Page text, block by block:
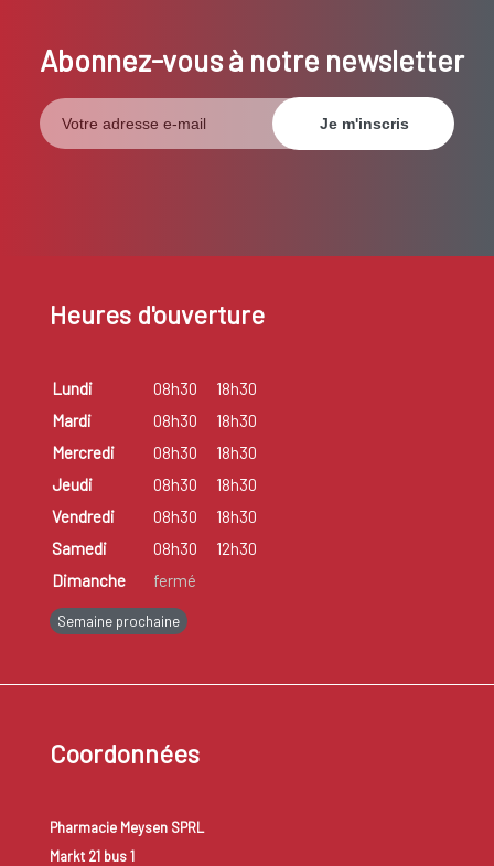
Abonnez-vous à notre newsletter
Heures d'ouverture
Lundi 08h30
18h30
Mardi
08h30
18h30
Mercredi
08h30
18h30
Jeudi
08h30
18h30
Vendredi
08h30
18h30
Samedi
08h30
12h30
Dimanche
fermé
Semaine prochaine
Coordonnées
Pharmacie Meysen SPRL
Markt 21 bus 1